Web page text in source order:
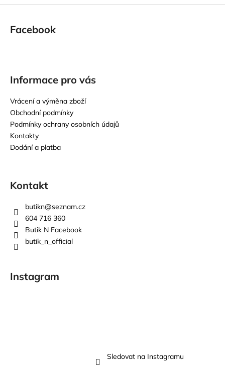
Facebook
Informace pro vás
Vrácení a výměna zboží
Obchodní podmínky
Podmínky ochrany osobních údajů
Kontakty
Dodání a platba
Kontakt
butikn@seznam.cz
604 716 360
Butik N Facebook
butik_n_official
Instagram
Sledovat na Instagramu